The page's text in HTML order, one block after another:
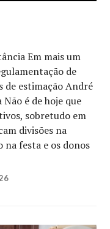
Em mais um
de
de estimação André
é de hoje que
sobretudo em
divisões na
na festa e os donos